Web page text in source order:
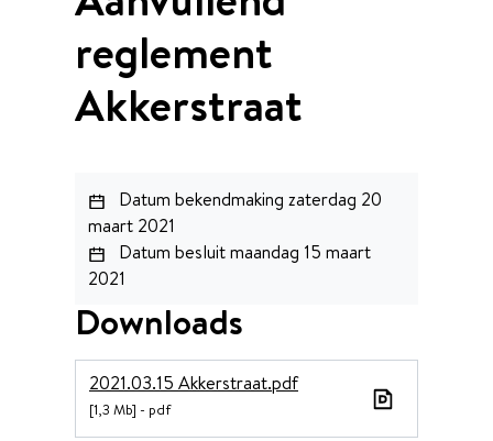
reglement
Akkerstraat
Datum bekendmaking zaterdag 20
maart 2021
Datum besluitmaandag 15 maart
2021
Downloads
2021.03.15 Akkerstraat.pdf
1,3 Mb pdf